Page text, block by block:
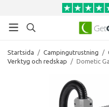
Startsida / Campingutrustning /
Verktyg och redskap
/ Dometic